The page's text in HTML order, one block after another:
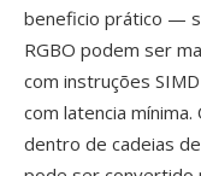
beneficio prático —
RGBO podem ser
com instruções
com latencia
dentro de cadeias